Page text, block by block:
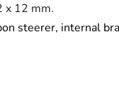
x 12 mm.
steerer, internal